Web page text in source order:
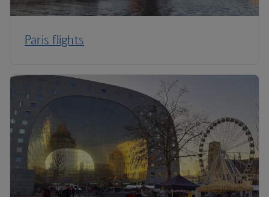
Paris flights